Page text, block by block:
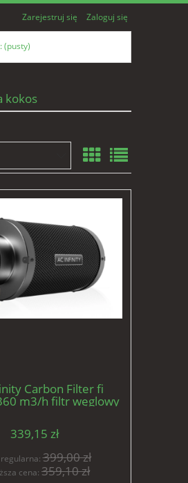
Zarejestruj się Zaloguj się
(pusty)
kokos
Carbon Filter fi
m3/h filtr węglowy
339,15 zł
regularna:399,00 zł
cena: 359,10 zł